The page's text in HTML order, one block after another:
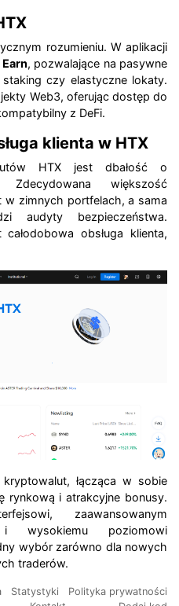
rozumieniu. W aplikacji
Earn, pozwalające na pasywne
staking czy elastyczne lokaty.
Web3, oferując dostęp do
z DeFi.
klienta w HTX
HTX jest dbałość o
Zdecydowana większość
zimnych portfelach, a sama
audyty bezpieczeństwa.
obsługa klienta,
łącząca w sobie
rynkową i atrakcyjne bonusy.
zaawansowanym
i wysokiemu poziomowi
wybór zarówno dla nowych
traderów.
Statystyki
Polityka prywatności